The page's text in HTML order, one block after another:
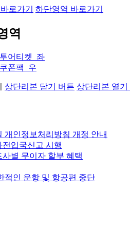
로가기 하단영역 바로가기
역
상단리본 닫기 버튼 상단리본 열기
개인정보처리방침 개정 안내
입국신고 시행
사별 무이자 할부 혜택
적인 운항 및 항공편 중단